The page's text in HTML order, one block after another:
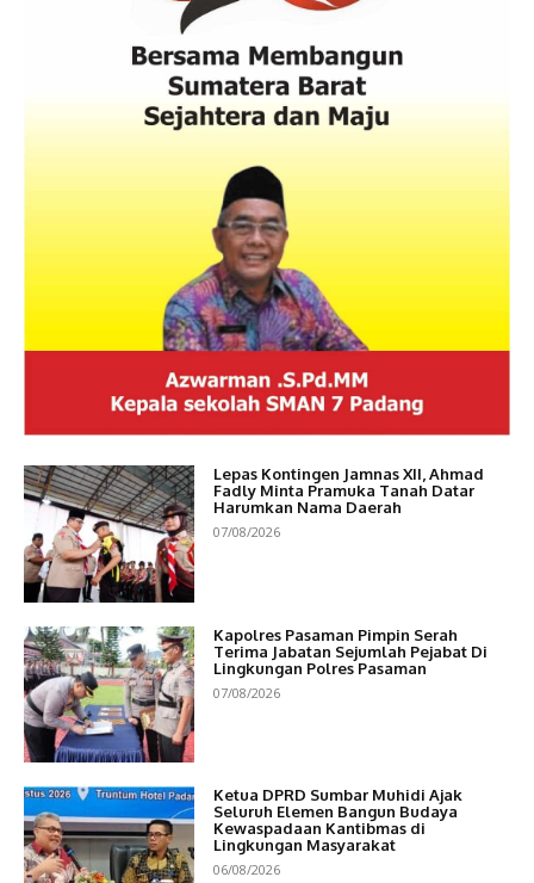
Lepas Kontingen Jamnas XII, Ahmad
Fadly Minta Pramuka Tanah Datar
Harumkan Nama Daerah
07/08/2026
Kapolres Pasaman Pimpin Serah
Terima Jabatan Sejumlah Pejabat Di
Lingkungan Polres Pasaman
07/08/2026
Ketua DPRD Sumbar Muhidi Ajak
Seluruh Elemen Bangun Budaya
Kewaspadaan Kantibmas di
Lingkungan Masyarakat
06/08/2026